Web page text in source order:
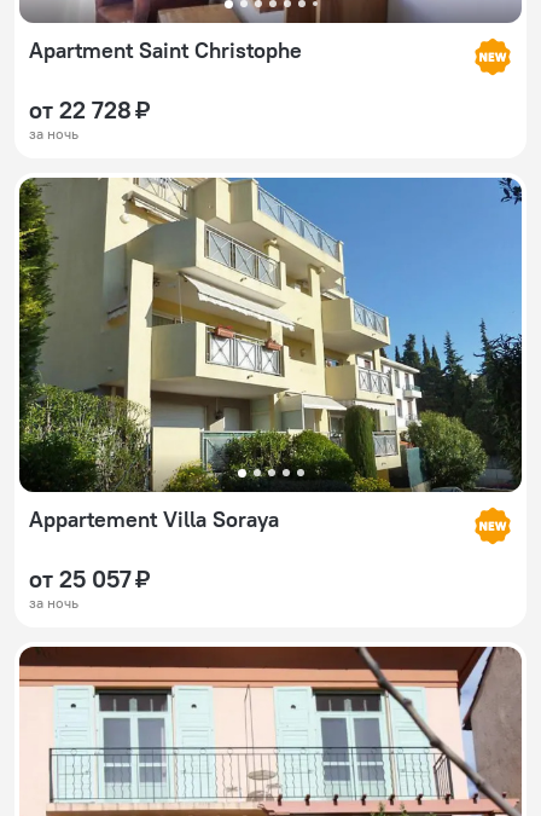
Apartment Saint Christophe
от 22 728 ₽
за ночь
Appartement Villa Soraya
от 25 057 ₽
за ночь